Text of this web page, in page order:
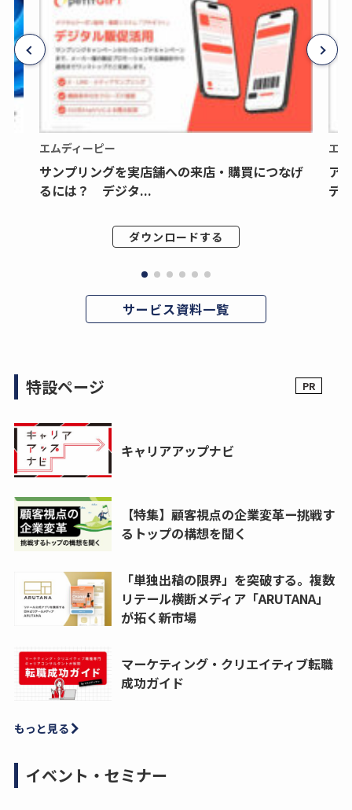
エムディーピー
サンプリングを実店舗への来店・購買につなげ
るには？ デジタ...
ダウンロードする
エ
ア
デ
サービス資料一覧
特設ページ
キャリアアップナビ
【特集】顧客視点の企業変革ー挑戦す
るトップの構想を聞く
「単独出稿の限界」を突破する。複数
リテール横断メディア「ARUTANA」
が拓く新市場
マーケティング・クリエイティブ転職
成功ガイド
もっと見る
イベント・セミナー